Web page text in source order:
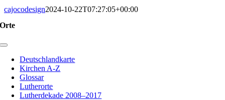
cajocodesign2024-10-22T07:27:05+00:00
Orte
Toggle
NavigationDeutschlandkarte
Kirchen A-Z
Glossar
Lutherorte
Lutherdekade 2008–2017